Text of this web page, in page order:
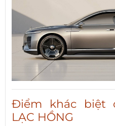
Điểm khác biệt
LẠC HỒNG